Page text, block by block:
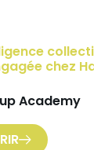
chez
Academy